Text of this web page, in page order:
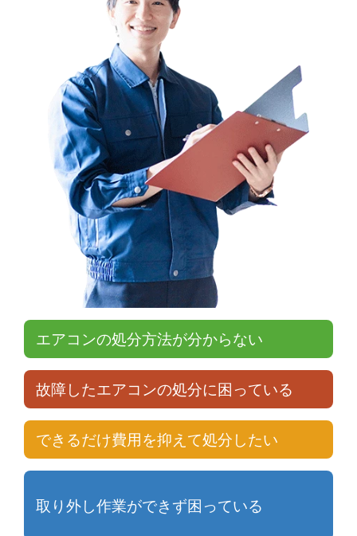
エアコンの処分方法が分からない
故障したエアコンの処分に困っている
できるだけ費用を抑えて処分したい
取り外し作業ができず困っている